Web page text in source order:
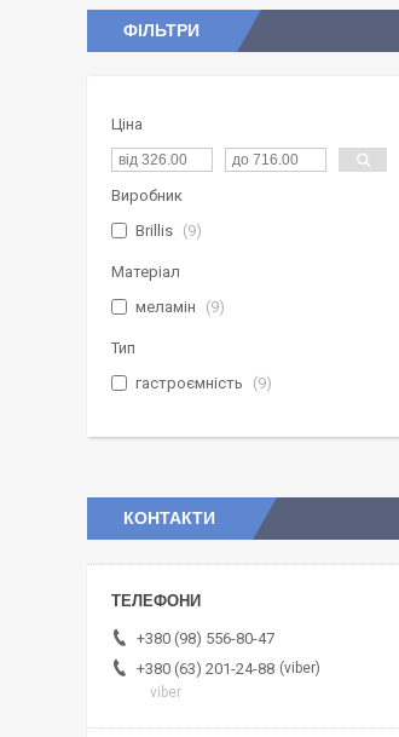
ФІЛЬТРИ
Ціна
Виробник
Brillis
9
Матеріал
меламін
9
Тип
гастроємність
9
КОНТАКТИ
+380 (98) 556-80-47
+380 (63) 201-24-88 viber
viber